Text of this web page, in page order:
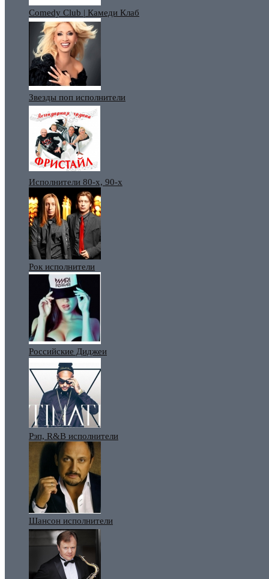
Comedy Club | Камеди Клаб
Звезды поп исполнители
Исполнители 80-х, 90-х
Рок исполнители
Российские Диджеи
Рэп, R&B исполнители
Шансон исполнители